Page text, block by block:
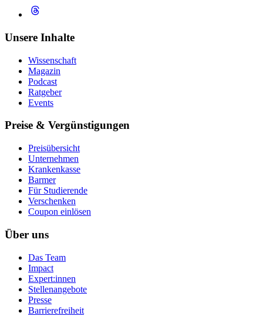
Unsere Inhalte
Wissenschaft
Magazin
Podcast
Ratgeber
Events
Preise & Vergünstigungen
Preisübersicht
Unternehmen
Krankenkasse
Barmer
Für Studierende
Ver­schen­ken
Coupon einlösen
Über uns
Das Team
Impact
Expert:innen
Stellenangebote
Presse
Barrierefreiheit